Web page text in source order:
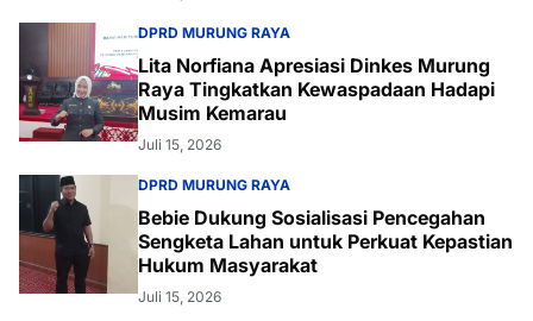
DPRD MURUNG RAYA
Lita Norfiana Apresiasi Dinkes Murung
Raya Tingkatkan Kewaspadaan Hadapi
Musim Kemarau
Juli 15, 2026
DPRD MURUNG RAYA
Bebie Dukung Sosialisasi Pencegahan
Sengketa Lahan untuk Perkuat Kepastian
Hukum Masyarakat
Juli 15, 2026